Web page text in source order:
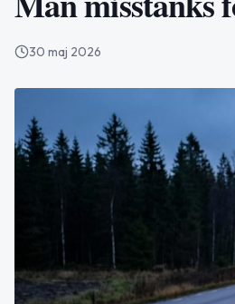
30 maj 2026